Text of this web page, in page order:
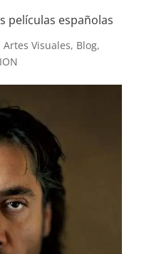
películas españolas
Artes Visuales, Blog,